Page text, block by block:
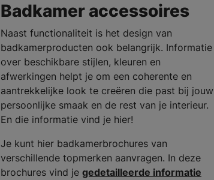
Badkamer accessoires
Naast functionaliteit is het design van
badkamerproducten ook belangrijk. Informatie
over beschikbare stijlen, kleuren en
afwerkingen helpt je om een coherente en
aantrekkelijke look te creëren die past bij jouw
persoonlijke smaak en de rest van je interieur.
En die informatie vind je hier!
Je kunt hier badkamerbrochures van
verschillende topmerken aanvragen. In deze
brochures vind je gedetailleerde informatie